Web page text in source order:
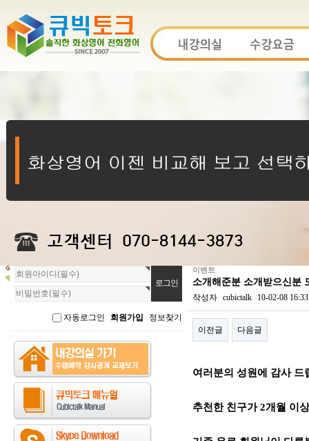
회
원
로
자동로그인 회원가입 정보찾기
이벤트
소개해준분 소개받으신분
작성자 cubictalk 10-02-08 16:33
이전글 다음글
여러분의 성원에 감사 드
추천한 친구가 2개월 이